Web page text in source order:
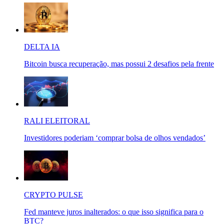
DELTA IA
Bitcoin busca recuperação, mas possui 2 desafios pela frente
RALI ELEITORAL
Investidores poderiam ‘comprar bolsa de olhos vendados’
CRYPTO PULSE
Fed manteve juros inalterados: o que isso significa para o
BTC?